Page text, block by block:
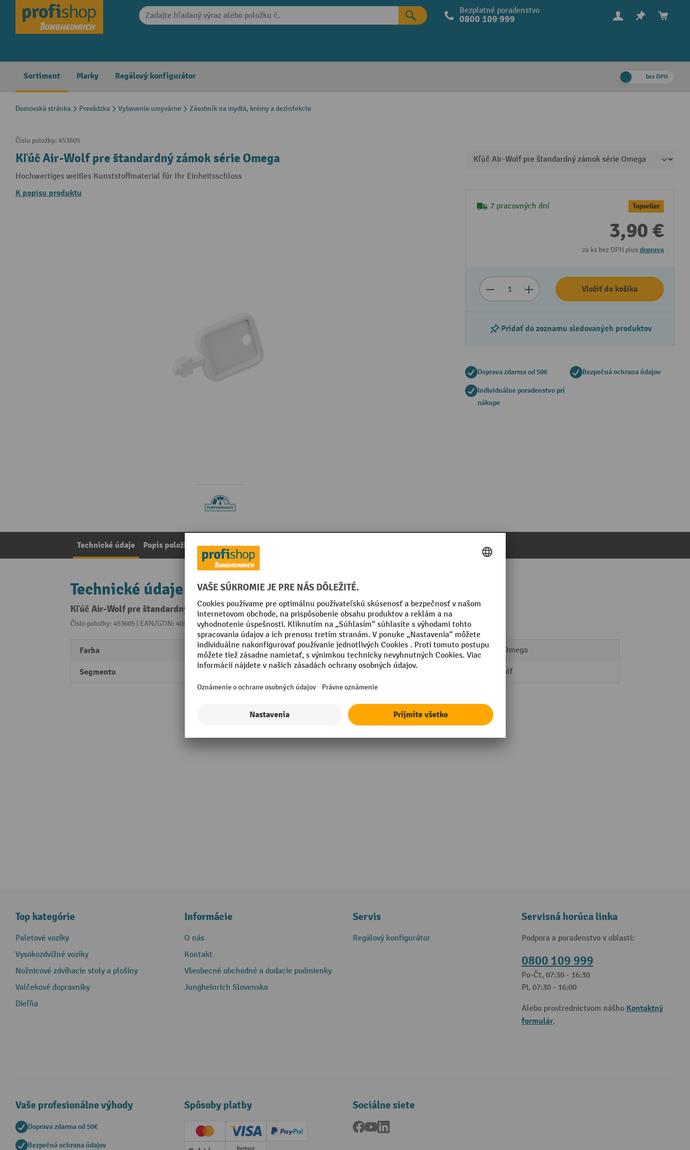
Skip to main navigation Bezplatné poradenstvo
0800 109 999
Sortiment Marky Regálový konfigurátor bez DPH
Domovská stránka Prevádzka Vybavenie umyvárne Zásobník na mydlá, krémy a dezinfekcie
Číslo položky: 453605
Kľúč Air-Wolf pre štandardný zámok série Omega
Hochwertiges weißes Kunststoffmaterial für Ihr Einheitsschloss
K popisu produktu
7 pracovných dní Topseller
3,90 €
za ks bez DPH plusdoprava
Vložiť do košíka
Pridať do zoznamu sledovaných produktov
Doprava zdarma od 50€ Bezpečná ochrana údajov
Individuálne poradenstvo pri
nákupe
Technické údaje Popis položky Poznámky k výrobku
Technické údaje
Kľúč Air-Wolf pre štandardný zámok série Omega
Číslo položky: 453605 | EAN/GTIN: 4045504271507Z kategórie:Zásobník na mydlá, krémy a dezinfekcie
Farba biela
Segmentu Performance
Séria Séria Omega
Značka Air-Wolf
Top kategórie
Paletové vozíky
Vysokozdvižné vozíky
Nožnicové zdvíhacie stoly a plošiny
Valčekové dopravníky
Dieľňa
Informácie
O nás
Kontakt
Všeobecné obchodné a dodacie podmienky
Jungheinrich Slovensko
Servis
Regálový konfigurátor
Servisná horúca linka
Podpora a poradenstvo v oblasti:
0800 109 999
Po-Čt, 07:30 - 16:30
Pi, 07:30 - 16:00
Alebo prostredníctvom nášho Kontaktný
formulár.
Vaše profesionálne výhody
Doprava zdarma od 50€
Bezpečná ochrana údajov
Spôsoby platby
Creditcard (Master)Creditcard (Visa)
PayPal
Sociálne siete
Facebook
YouTube